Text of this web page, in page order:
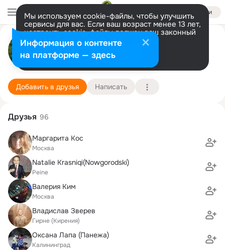
Войти
Мы используем cookie-файлы, чтобы улучшить
сервисы для вас. Если ваш возраст менее 13 лет,
настроить cookie-файлы должен ваш законный
представитель. Больше информации
Разрешить все Настроить
Ольга Ким (Черкашина)
Москва 11 апреля (47 лет)
Подробнее
Добавить в друзья Написать
Друзья 96
Маргарита Кос
Москва
Natalie Krasniqi(Nowgorodski)
Peine
Валерия Ким
Москва
Владислав Зверев
Гирне (Кирения)
Оксана Лапа (Панежа)
Калининград
Информация о контенте
на платформе — здесь